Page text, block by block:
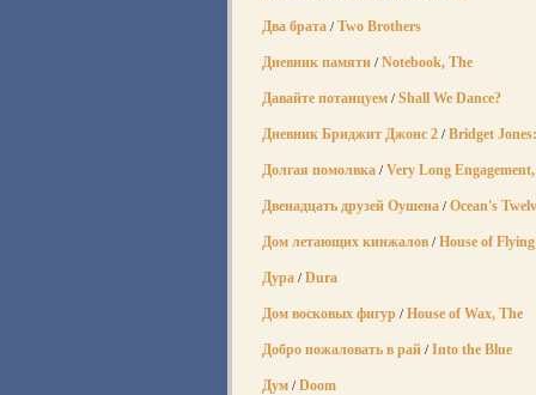
Два брата / Two Brothers
Дневник памяти / Notebook, The
Давайте потанцуем / Shall We Dance?
Дневник Бриджит Джонс 2 / Bridget
Долгая помолвка / Very Long
Двенадцать друзей Оушена / Ocean's
Дом летающих кинжалов / House of
Дура / Dura
Дом восковых фигур / House of Wax, The
Добро пожаловать в рай / Into the Blue
Дум / Doom